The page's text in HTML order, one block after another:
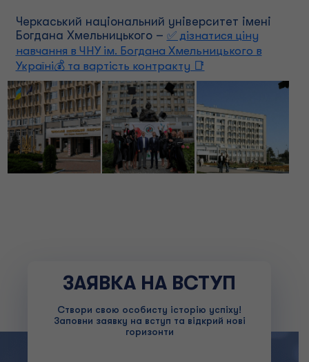
Черкаський національний університет імені
Богдана Хмельницького – ✅ дізнатися ціну
навчання в ЧНУ ім. Богдана Хмельницького в
Україні💰 та вартість контракту 📑
ЗАЯВКА НА ВСТУП
Створи свою особисту історію успіху!
Заповни заявку на вступ та відкрий нові
горизонти